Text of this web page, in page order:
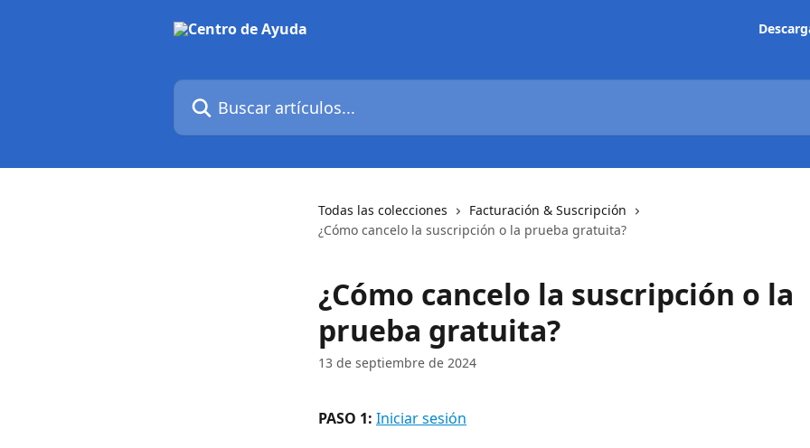
Buscar artículos...
Todas las colecciones
Facturación & Suscripción
¿Cómo cancelo la suscripción o la prueba gratuita?
¿Cómo cancelo la suscripción o la
prueba gratuita?
13 de septiembre de 2024
PASO 1: Iniciar sesión